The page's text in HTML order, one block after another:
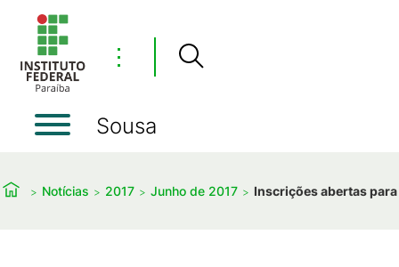
⋮
Sousa
Notícias 2017 Junho de 2017 Inscrições abertas